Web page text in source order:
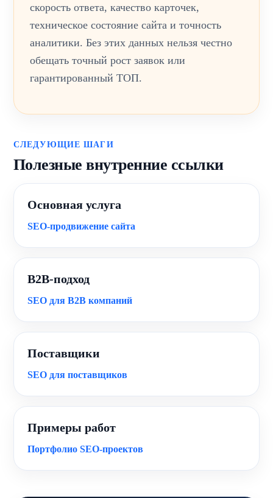
скорость ответа, качество карточек,
техническое состояние сайта и точность
аналитики. Без этих данных нельзя честно
обещать точный рост заявок или
гарантированный ТОП.
СЛЕДУЮЩИЕ ШАГИ
Полезные внутренние ссылки
Основная услуга
SEO-продвижение сайта
B2B-подход
SEO для B2B компаний
Поставщики
SEO для поставщиков
Примеры работ
Портфолио SEO-проектов